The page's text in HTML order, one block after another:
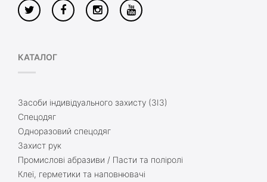
КАТАЛОГ
Засоби індивідуального захисту (ЗІЗ)
Спецодяг
Одноразовий спецодяг
Захист рук
Промислові абразиви / Пасти та поліролі
Клеї, герметики та наповнювачі